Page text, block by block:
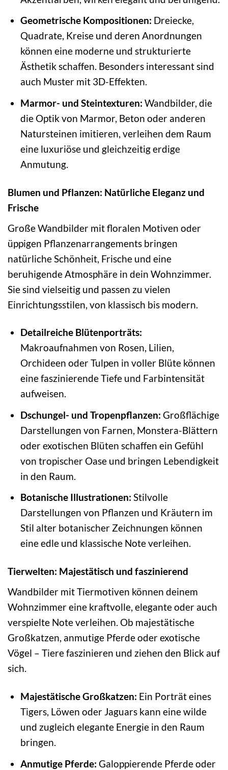
Geometrische Kompositionen: Dreiecke,
Quadrate, Kreise und deren Anordnungen
können eine moderne und strukturierte
Ästhetik schaffen. Besonders interessant sind
auch Muster mit 3D-Effekten.
Marmor- und Steintexturen: Wandbilder, die
die Optik von Marmor, Beton oder anderen
Natursteinen imitieren, verleihen dem Raum
eine luxuriöse und gleichzeitig erdige
Anmutung.
Blumen und Pflanzen: Natürliche Eleganz und
Frische
Große Wandbilder mit floralen Motiven oder
üppigen Pflanzenarrangements bringen
natürliche Schönheit, Frische und eine
beruhigende Atmosphäre in dein Wohnzimmer.
Sie sind vielseitig und passen zu vielen
Einrichtungsstilen, von klassisch bis modern.
Detailreiche Blütenporträts:
Makroaufnahmen von Rosen, Lilien,
Orchideen oder Tulpen in voller Blüte können
eine faszinierende Tiefe und Farbintensität
aufweisen.
Dschungel- und Tropenpflanzen: Großflächige
Darstellungen von Farnen, Monstera-Blättern
oder exotischen Blüten schaffen ein Gefühl
von tropischer Oase und bringen Lebendigkeit
in den Raum.
Botanische Illustrationen: Stilvolle
Darstellungen von Pflanzen und Kräutern im
Stil alter botanischer Zeichnungen können
eine edle und klassische Note verleihen.
Tierwelten: Majestätisch und faszinierend
Wandbilder mit Tiermotiven können deinem
Wohnzimmer eine kraftvolle, elegante oder auch
verspielte Note verleihen. Ob majestätische
Großkatzen, anmutige Pferde oder exotische
Vögel – Tiere faszinieren und ziehen den Blick auf
sich.
Majestätische Großkatzen: Ein Porträt eines
Tigers, Löwen oder Jaguars kann eine wilde
und zugleich elegante Energie in den Raum
bringen.
Anmutige Pferde: Galoppierende Pferde oder